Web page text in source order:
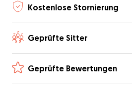
Kostenlose Stornierung
Geprüfte Sitter
Geprüfte Bewertungen